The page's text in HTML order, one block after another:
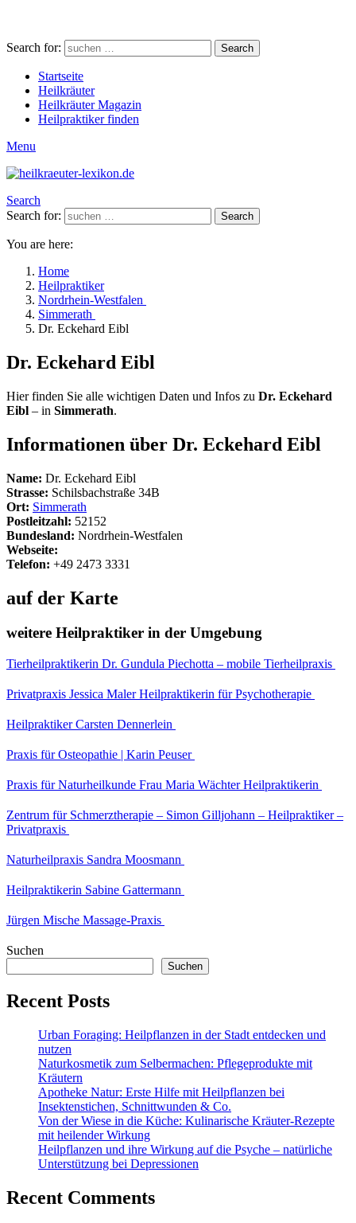
Search for: Search
Startseite
Heilkräuter
Heilkräuter Magazin
Heilpraktiker finden
Menu
Search
Search for:
Search
You are here:
Home
Heilpraktiker
Nordrhein-Westfalen
Simmerath
Dr. Eckehard Eibl
Dr. Eckehard Eibl
Hier finden Sie alle wichtigen Daten und Infos zu Dr. Eckehard
Eibl – in Simmerath.
Informationen über Dr. Eckehard Eibl
Name: Dr. Eckehard Eibl
Strasse: Schilsbachstraße 34B
Ort: Simmerath
Postleitzahl: 52152
Bundesland: Nordrhein-Westfalen
Webseite:
Telefon: +49 2473 3331
auf der Karte
weitere Heilpraktiker in der Umgebung
Tierheilpraktikerin Dr. Gundula Piechotta – mobile Tierheilpraxis
Privatpraxis Jessica Maler Heilpraktikerin für Psychotherapie
Heilpraktiker Carsten Dennerlein
Praxis für Osteopathie | Karin Peuser
Praxis für Naturheilkunde Frau Maria Wächter Heilpraktikerin
Zentrum für Schmerztherapie – Simon Gilljohann – Heilpraktiker –
Privatpraxis
Naturheilpraxis Sandra Moosmann
Heilpraktikerin Sabine Gattermann
Jürgen Mische Massage-Praxis
Suchen
Suchen
Recent Posts
Urban Foraging: Heilpflanzen in der Stadt entdecken und
nutzen
Naturkosmetik zum Selbermachen: Pflegeprodukte mit
Kräutern
Apotheke Natur: Erste Hilfe mit Heilpflanzen bei
Insektenstichen, Schnittwunden & Co.
Von der Wiese in die Küche: Kulinarische Kräuter-Rezepte
mit heilender Wirkung
Heilpflanzen und ihre Wirkung auf die Psyche – natürliche
Unterstützung bei Depressionen
Recent Comments